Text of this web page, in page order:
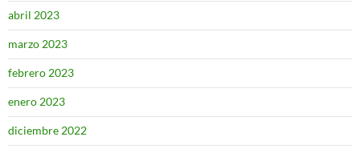
abril 2023
marzo 2023
febrero 2023
enero 2023
diciembre 2022